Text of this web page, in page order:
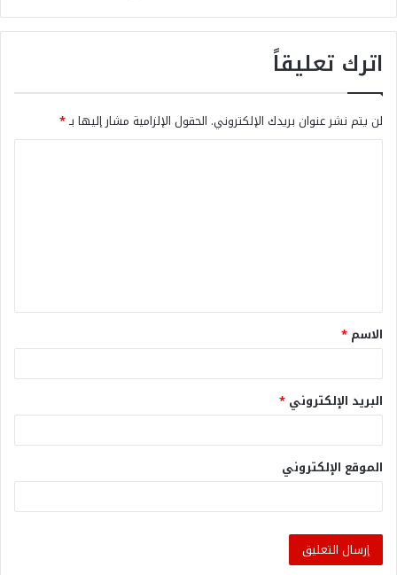
اترك تعليقاً
لن يتم نشر عنوان بريدك الإلكتروني. الحقول الإلزامية مشار إليها بـ*
الاسم *
البريد الإلكتروني *
الموقع الإلكتروني